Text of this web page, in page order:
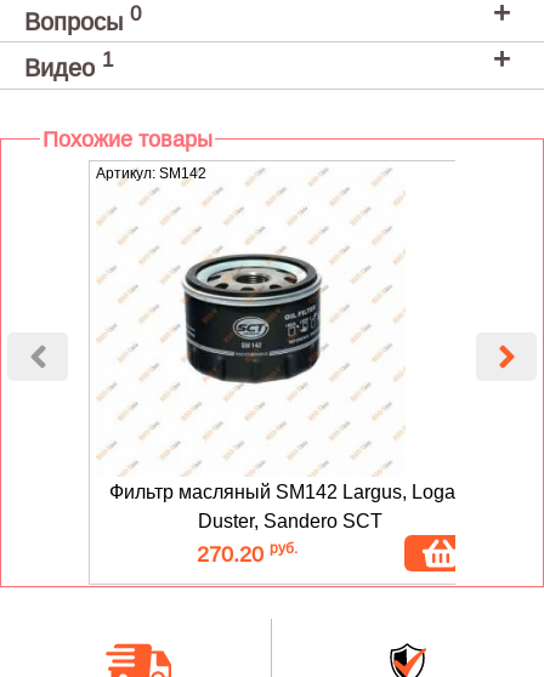
Вопросы 0
Видео 1
Похожие товары
Артикул: SM142
Фильтр масляный SM142 Largus, Logan,
Duster, Sandero SCT
270.20 руб.